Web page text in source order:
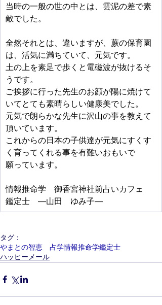
当時の一般の世の中とは、雲泥の差で素
敵でした。
全然それとは、違いますが、蕨の保育園
は、活気に満ちていて、元気です。
土の上を素足で歩くと電磁波が抜けるそ
うです。
ご挨拶に行った先生のお顔が陽に焼けて
いてとても素晴らしい健康美でした。
元気で朗らかな先生に沢山の事を教えて
頂いています。
これからの日本の子供達が元気にすくす
く育ってくれる事を有難いおもいで
願っています。
情報推命学　御香宮神社前占いカフェ
鑑定士　―山田　ゆみ子―
タグ：
やまとの智恵 占学情報推命学鑑定士
ハッピーメール